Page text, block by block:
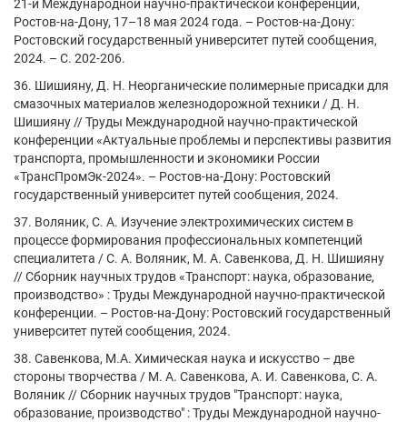
21-й Международной научно-практической конференции,
Ростов-на-Дону, 17–18 мая 2024 года. – Ростов-на-Дону:
Ростовский государственный университет путей сообщения,
2024. – С. 202-206.
36. Шишияну, Д. Н. Неорганические полимерные присадки для
смазочных материалов железнодорожной техники / Д. Н.
Шишияну // Труды Международной научно-практической
конференции «Актуальные проблемы и перспективы развития
транспорта, промышленности и экономики России
«ТрансПромЭк-2024». – Ростов-на-Дону: Ростовский
государственный университет путей сообщения, 2024.
37. Воляник, С. А. Изучение электрохимических систем в
процессе формирования профессиональных компетенций
специалитета / С. А. Воляник, М. А. Савенкова, Д. Н. Шишияну
// Сборник научных трудов «Транспорт: наука, образование,
производство» : Труды Международной научно-практической
конференции. – Ростов-на-Дону: Ростовский государственный
университет путей сообщения, 2024.
38. Савенкова, М.А. Химическая наука и искусство – две
стороны творчества / М. А. Савенкова, А. И. Савенкова, С. А.
Воляник // Сборник научных трудов "Транспорт: наука,
образование, производство" : Труды Международной научно-